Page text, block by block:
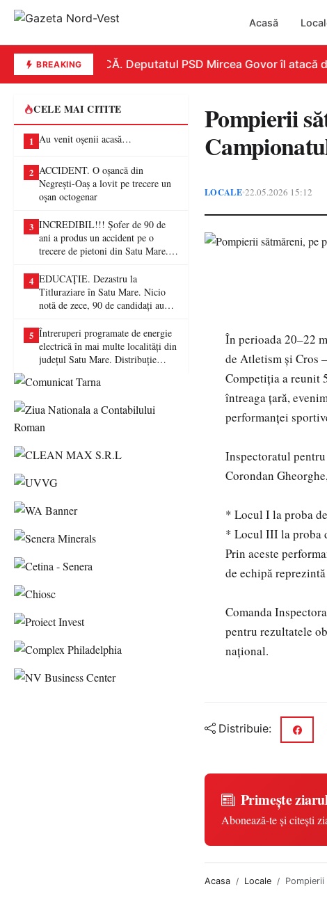
Acasă
BREAKINGREPLICĂ. Deputatul PSD Mircea Govor îl atacă
CELE MAI CITITE
1 Au venit oșenii acasă…
2 ACCIDENT. O oșancă din
Negrești-Oaș a lovit pe trecere un
oșan octogenar
3 INCREDIBIL!!! Șofer de 90 de
ani a produs un accident pe o
trecere de pietoni din Satu Mare. O
4 EDUCAȚIE. Dezastru la
Titluraziare în Satu Mare. Nicio
notă de zece, 90 de candidați au
5 Întreruperi programate de energie
electrică în mai multe localități din
județul Satu Mare. Distribuție
lucrări la rețea
Pompierii
LOCALE•22.05.2026 15:12
În perioada 20–22
de Atletism și Cros
Competiția a reunit
întreaga țară,
performanței
Inspectoratul
Corondan
* Locul I la proba
* Locul III la proba
Prin aceste
de echipă
Comanda
pentru rezultatele
național.
Distribuie:
Primește
Abonează-te și citești
Acasa Locale